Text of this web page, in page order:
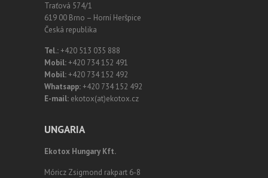
Traťová 574/1
619 00 Brno – Horní Heršpice
Česká republika
Tel.:+420 513 035 888
Mobil:+420 734 152 491
Mobil:+420 734 152 492
Whatsapp:+420 734 152 492
E-mail: ekotox(at)ekotox.cz
UNGARIA
Ekotox Hungary Kft.
Móricz Zsigmond rakpart 6-8